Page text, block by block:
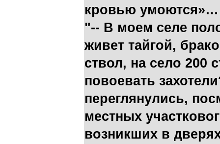
кровью умоются»…
"-- В моем селе
живет тайгой,
ствол, на село 200
повоевать
переглянулись,
местных
возникших в